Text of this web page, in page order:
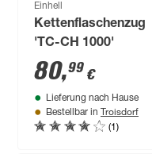
Einhell
Kettenflaschenzug
'TC-CH 1000'
80,99 €
Lieferung nach Hause
Bestellbar in Troisdorf
(1)